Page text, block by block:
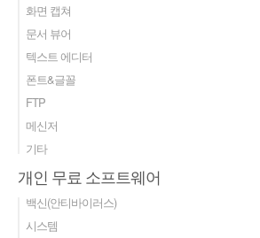
화면 캡쳐
문서 뷰어
텍스트 에디터
폰트&글꼴
FTP
메신저
기타
개인 무료 소프트웨어
백신(안티바이러스)
시스템